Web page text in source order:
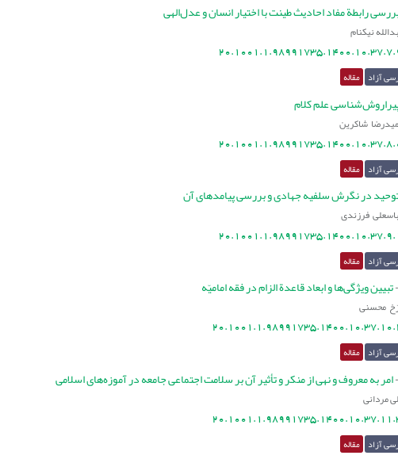
رابطة مفاد احادیث طینت با اختیار انسان و عدل‌الهی
نیکنام
آزاد مقاله
علم کلام
شاکرین
آزاد مقاله
در نگرش سلفیه جهادی و بررسی پیامدهای آن
فرزندی
آزاد مقاله
تبیین ویژگی‌ها و ابعاد قاعدة الزام در فقه امامیّه
محسنی
آزاد مقاله
امر به معروف و نهی از منکر و تأثیر آن بر سلامت اجتماعی جامعه در آموزه‌های اسلامی
مردانی
آزاد مقاله